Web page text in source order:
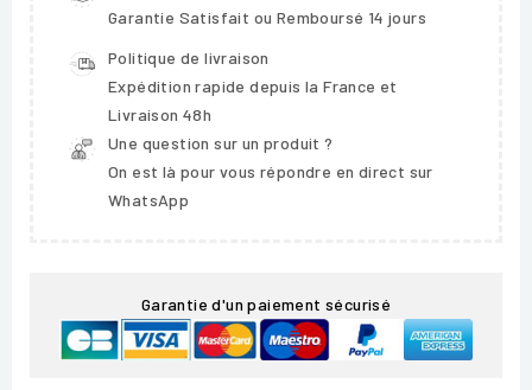
Garantie Satisfait ou Remboursé 14 jours
Politique de livraison
Expédition rapide depuis la France et
Livraison 48h
Une question sur un produit ?
On est là pour vous répondre en direct sur
WhatsApp
Garantie d'un paiement sécurisé